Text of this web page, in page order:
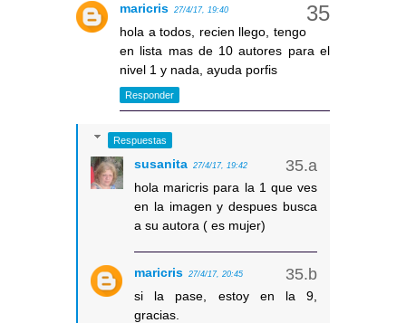
maricris 27/4/17, 19:40
hola a todos, recien llego, tengo
en lista mas de 10 autores para el
nivel 1 y nada, ayuda porfis
Responder
Respuestas
susanita 27/4/17, 19:42
hola maricris para la 1 que ves
en la imagen y despues busca
a su autora ( es mujer)
maricris 27/4/17, 20:45
si la pase, estoy en la 9,
gracias.